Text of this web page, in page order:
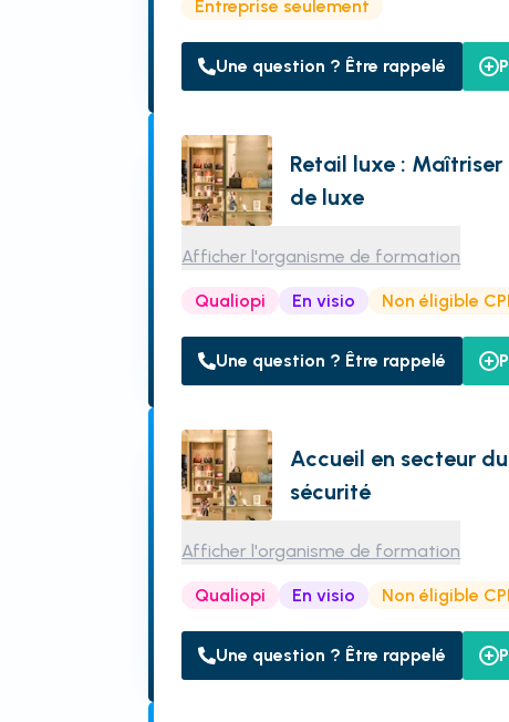
Entreprise seulement
Une question ? Être rappelé
Retail luxe :
de luxe
Afficher l'organisme de formation
Qualiopi En visio Non éligible
Une question ? Être rappelé
Accueil en secteur
sécurité
Afficher l'organisme de formation
Qualiopi En visio Non éligible
Une question ? Être rappelé